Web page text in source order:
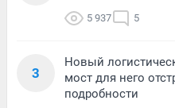
5 937 5
3
Новый
мост для него
подробности